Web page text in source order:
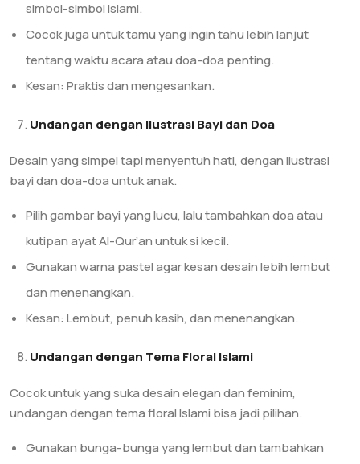
simbol-simbol Islami.
Cocok juga untuk tamu yang ingin tahu lebih lanjut
tentang waktu acara atau doa-doa penting.
Kesan: Praktis dan mengesankan.
Undangan dengan Ilustrasi Bayi dan Doa
Desain yang simpel tapi menyentuh hati, dengan ilustrasi
bayi dan doa-doa untuk anak.
Pilih gambar bayi yang lucu, lalu tambahkan doa atau
kutipan ayat Al-Qur’an untuk si kecil.
Gunakan warna pastel agar kesan desain lebih lembut
dan menenangkan.
Kesan: Lembut, penuh kasih, dan menenangkan.
Undangan dengan Tema Floral Islami
Cocok untuk yang suka desain elegan dan feminim,
undangan dengan tema floral Islami bisa jadi pilihan.
Gunakan bunga-bunga yang lembut dan tambahkan